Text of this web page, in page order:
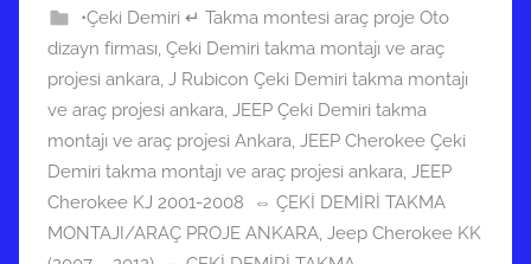
•Çeki Demiri ↵ Takma montesi araç proje Oto
dizayn firması, Çeki Demiri takma montajı ve araç
projesi ankara, J Rubicon Çeki Demiri takma montajı
ve araç projesi ankara, JEEP Çeki Demiri takma
montajı ve araç projesi Ankara, JEEP Cherokee Çeki
Demiri takma montajı ve araç projesi ankara, JEEP
Cherokee KJ 2001-2008 ⇔ ÇEKİ DEMİRİ TAKMA
MONTAJI/ARAÇ PROJE ANKARA, Jeep Cherokee KK